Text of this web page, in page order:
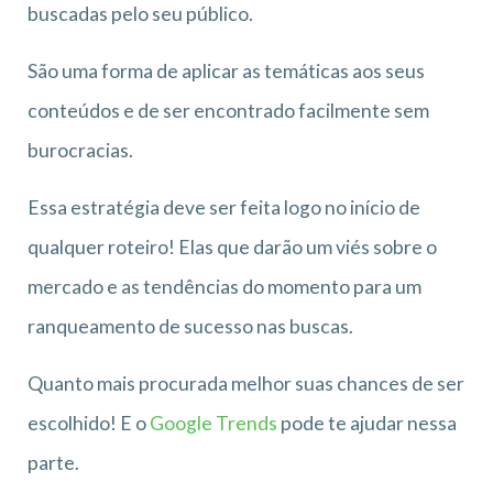
buscadas pelo seu público.
São uma forma de aplicar as temáticas aos seus
conteúdos e de ser encontrado facilmente sem
burocracias.
Essa estratégia deve ser feita logo no início de
qualquer roteiro! Elas que darão um viés sobre o
mercado e as tendências do momento para um
ranqueamento de sucesso nas buscas.
Quanto mais procurada melhor suas chances de ser
escolhido! E oGoogle Trends pode te ajudar nessa
parte.